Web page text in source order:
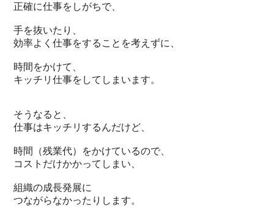
正確に仕事をしがちで、
手を抜いたり、
効率よく仕事をすることを考えずに、
時間をかけて、
キッチリ仕事をしてしまいます。
そうなると、
仕事はキッチリするんだけど、
時間（残業代）をかけているので、
コストだけかかってしまい、
組織の成長発展に
つながらなかったりします。